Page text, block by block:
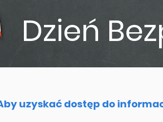
Dzień
uzyskać dostęp do